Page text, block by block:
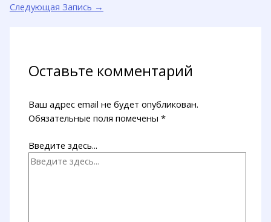
Следующая Запись →
Оставьте комментарий
Ваш адрес email не будет опубликован.
Обязательные поля помечены*
Введите здесь...